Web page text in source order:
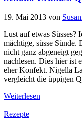
19. Mai 2013 von
Lust auf etwas Süsses?
mächtige, süsse Sünde.
nicht ganz abgeneigt
nachlesen. Dies hier ist
eher Konfekt. Nigella
vergleicht die üppigen
Weiterlesen
Rezepte